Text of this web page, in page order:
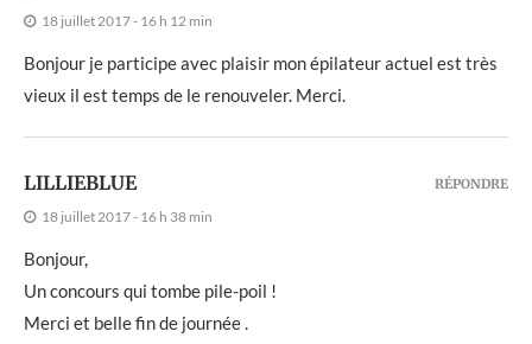
18 juillet 2017 - 16 h 12 min
Bonjour je participe avec plaisir mon épilateur actuel est très
vieux il est temps de le renouveler. Merci.
LILLIEBLUE
18 juillet 2017 - 16 h 38 min
Bonjour,
Un concours qui tombe pile-poil !
Merci et belle fin de journée .
RÉPONDRE